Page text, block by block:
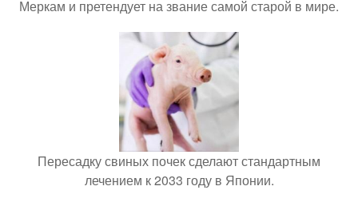
Меркам и претендует на звание самой старой в мире.
Пересадку свиных почек сделают стандартным
лечением к 2033 году в Японии.